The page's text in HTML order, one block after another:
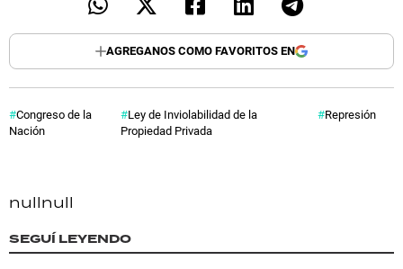
AGREGANOS COMO FAVORITOS EN
Congreso de la
Nación
Ley de Inviolabilidad de la
Propiedad Privada
Represión
nullnull
SEGUÍ LEYENDO